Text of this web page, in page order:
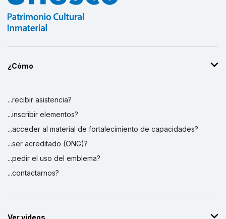
¿Cómo
...recibir asistencia?
...inscribir elementos?
...acceder al material de fortalecimiento de capacidades?
...ser acreditado (ONG)?
...pedir el uso del emblema?
...contactarnos?
Ver vídeos